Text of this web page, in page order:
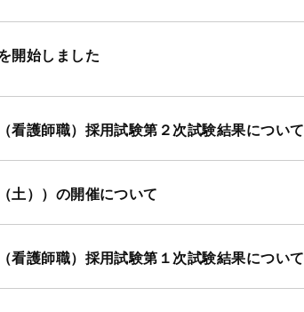
開始しました
看護師職）採用試験第２次試験結果について
土））の開催について
看護師職）採用試験第１次試験結果について